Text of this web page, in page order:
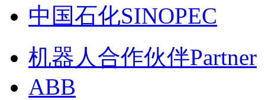
中国石化SINOPEC
机器人合作伙伴Partner
ABB